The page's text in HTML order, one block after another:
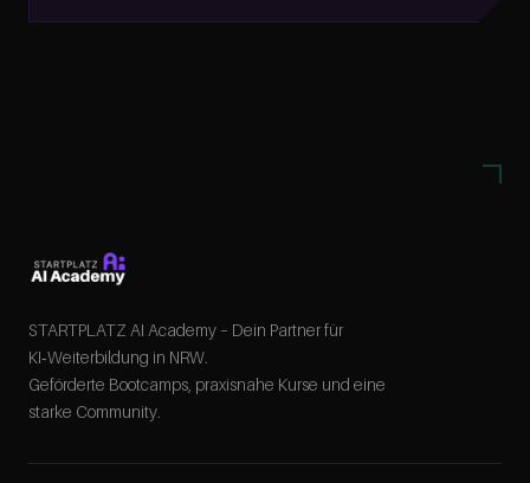
STARTPLATZ AI Academy – Dein Partner für
KI‑Weiterbildung in NRW.
Geförderte Bootcamps, praxisnahe Kurse und eine
starke Community.